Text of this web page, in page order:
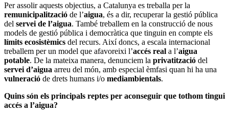
Per assolir aquests objectius, a Catalunya es treballa per la
remunicipalització de l’aigua, és a dir, recuperar la gestió pública
del servei de l’aigua. També treballem en la construcció de nous
models de gestió pública i democràtica que tinguin en compte els
límits ecosistèmics del recurs. Així doncs, a escala internacional
treballem per un model que afavoreixi l’accés real a l’aigua
potable. De la mateixa manera, denunciem la privatització del
servei d’aigua arreu del món, amb especial èmfasi quan hi ha una
vulneració de drets humans i/o mediambientals.
Quins són els principals reptes per aconseguir que tothom tingui
accés a l’aigua?